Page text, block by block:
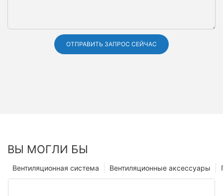
ОТПРАВИТЬ ЗАПРОС СЕЙЧАС
ВЫ МОГЛИ БЫ
Вентиляционные аксессуары
Вентиляционная система